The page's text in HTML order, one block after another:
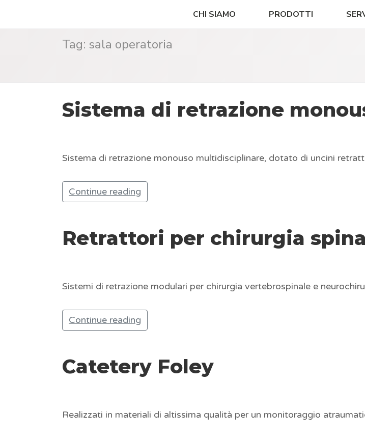
CHI SIAMO PRODOTTI
Tag: sala operatoria
Sistema di retrazione
Sistema di retrazione monouso multidisciplinare, dotato di uncini
Continue reading
Retrattori per chirurgia
Sistemi di retrazione modulari per chirurgia vertebrospinale e
Continue reading
Catetery Foley
Realizzati in materiali di altissima qualità per un monitoraggio